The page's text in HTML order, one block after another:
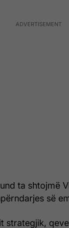
ta shtojmë
së
strategjik,